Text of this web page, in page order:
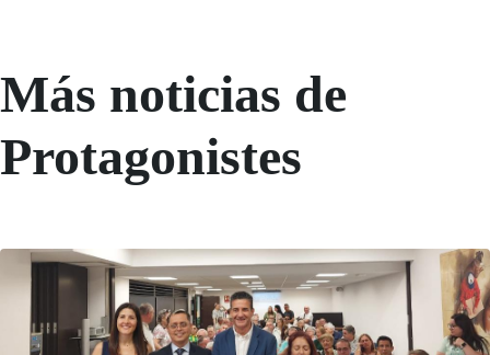
Más noticias de
Protagonistes